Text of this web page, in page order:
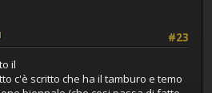
#23
il
c'è scritto che ha il tamburo e temo